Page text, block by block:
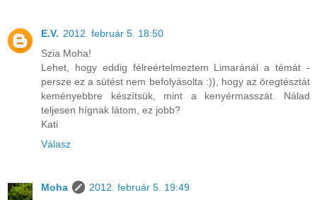
E.V. 2012. február 5. 18:50
Szia Moha!
Lehet, hogy eddig félreértelmeztem Limaránál a témát -
persze ez a sütést nem befolyásolta :)), hogy az öregtésztát
keményebbre készítsük, mint a kenyérmasszát. Nálad
teljesen hígnak látom, ez jobb?
Kati
Válasz
Moha
2012. február 5. 19:49